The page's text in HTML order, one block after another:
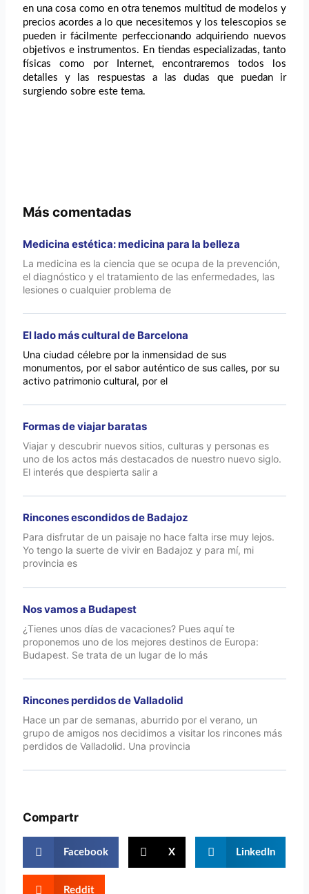
en una cosa como en otra tenemos multitud de modelos y
precios acordes a lo que necesitemos y los telescopios se
pueden ir fácilmente perfeccionando adquiriendo nuevos
objetivos e instrumentos. En tiendas especializadas, tanto
físicas como por Internet, encontraremos todos los
detalles y las respuestas a las dudas que puedan ir
surgiendo sobre este tema.
Más comentadas
Medicina estética: medicina para la belleza
La medicina es la ciencia que se ocupa de la prevención,
el diagnóstico y el tratamiento de las enfermedades, las
lesiones o cualquier problema de
El lado más cultural de Barcelona
Una ciudad célebre por la inmensidad de sus
monumentos, por el sabor auténtico de sus calles, por su
activo patrimonio cultural, por el
Formas de viajar baratas
Viajar y descubrir nuevos sitios, culturas y personas es
uno de los actos más destacados de nuestro nuevo siglo.
El interés que despierta salir a
Rincones escondidos de Badajoz
Para disfrutar de un paisaje no hace falta irse muy lejos.
Yo tengo la suerte de vivir en Badajoz y para mí, mi
provincia es
Nos vamos a Budapest
¿Tienes unos días de vacaciones? Pues aquí te
proponemos uno de los mejores destinos de Europa:
Budapest. Se trata de un lugar de lo más
Rincones perdidos de Valladolid
Hace un par de semanas, aburrido por el verano, un
grupo de amigos nos decidimos a visitar los rincones más
perdidos de Valladolid. Una provincia
Compartr
Facebook X LinkedIn
Reddit